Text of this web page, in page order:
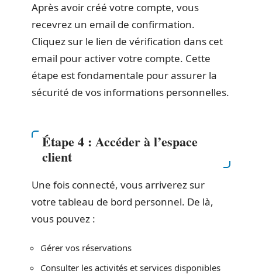
Après avoir créé votre compte, vous
recevrez un email de confirmation.
Cliquez sur le lien de vérification dans cet
email pour activer votre compte. Cette
étape est fondamentale pour assurer la
sécurité de vos informations personnelles.
Étape 4 : Accéder à l’espace
client
Une fois connecté, vous arriverez sur
votre tableau de bord personnel. De là,
vous pouvez :
Gérer vos réservations
Consulter les activités et services disponibles